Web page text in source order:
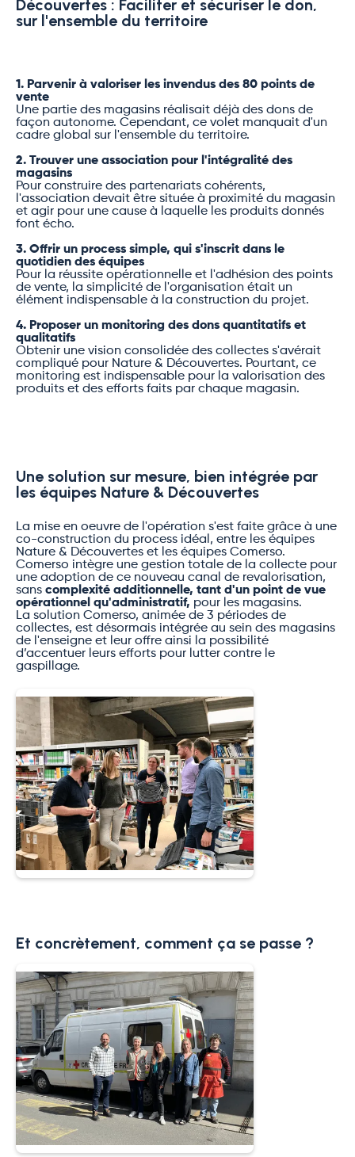
Découvertes : Faciliter et sécuriser le don,
sur l'ensemble du territoire
1. Parvenir à valoriser les invendus des 80 points de
vente
Une partie des magasins réalisait déjà des dons de
façon autonome. Cependant, ce volet manquait d'un
cadre global sur l'ensemble du territoire.
2. Trouver une association pour l'intégralité des
magasins
Pour construire des partenariats cohérents,
l'association devait être située à proximité du magasin
et agir pour une cause à laquelle les produits donnés
font écho.
3. Offrir un process simple, qui s'inscrit dans le
quotidien des équipes
Pour la réussite opérationnelle et l'adhésion des points
de vente, la simplicité de l'organisation était un
élément indispensable à la construction du projet.
4. Proposer un monitoring des dons quantitatifs et
qualitatifs
Obtenir une vision consolidée des collectes s'avérait
compliqué pour Nature & Découvertes. Pourtant, ce
monitoring est indispensable pour la valorisation des
produits et des efforts faits par chaque magasin.
Une solution sur mesure, bien intégrée par
les équipes Nature & Découvertes
La mise en oeuvre de l'opération s'est faite grâce à une
co-construction du process idéal, entre les équipes
Nature & Découvertes et les équipes Comerso.
Comerso intègre une gestion totale de la collecte pour
une adoption de ce nouveau canal de revalorisation,
sans complexité additionnelle, tant d'un point de vue
opérationnel qu'administratif, pour les magasins.
La solution Comerso, animée de 3 périodes de
collectes, est désormais intégrée au sein des magasins
de l'enseigne et leur offre ainsi la possibilité
d’accentuer leurs efforts pour lutter contre le
gaspillage.
Et concrètement, comment ça se passe ?